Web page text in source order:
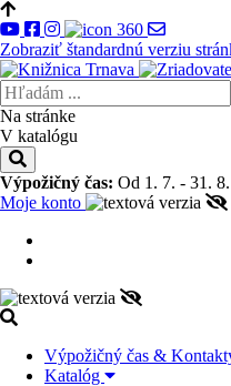
Zobraziť štandardnú verziu
Na stránke
V katalógu
Výpožičný čas: Od 1. 7. - 31.
Moje konto
Výpožičný čas &
Katalóg